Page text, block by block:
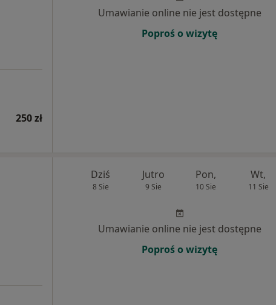
250 zł
Umawianie online nie jest dostępne
Poproś o wizytę
Dziś
8 Sie
Jutro
9 Sie
Pon,
10 Sie
Wt,
11 Sie
Umawianie online nie jest dostępne
Poproś o wizytę